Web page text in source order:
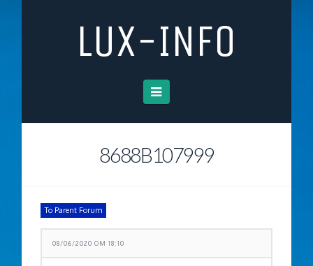
LUX-INFO
Navigation
8688B107999
To Parent Forum
08/06/2020 OM 18:10